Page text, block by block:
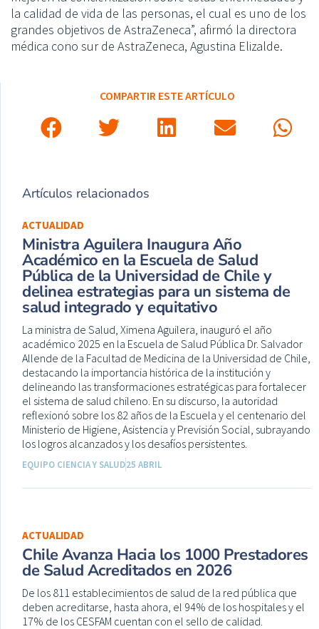
la calidad de vida de las personas, el cual es uno de los
grandes objetivos de AstraZeneca”, afirmó la directora
médica cono sur de AstraZeneca, Agustina Elizalde.
COMPARTIR ESTE ARTÍCULO
Artículos relacionados
ACTUALIDAD
Ministra Aguilera Inaugura Año
Académico en la Escuela de Salud
Pública de la Universidad de Chile y
delinea estrategias para un sistema de
salud integrado y equitativo
La ministra de Salud, Ximena Aguilera, inauguró el año
académico 2025 en la Escuela de Salud Pública Dr. Salvador
Allende de la Facultad de Medicina de la Universidad de Chile,
destacando la importancia histórica de la institución y
delineando las transformaciones estratégicas para fortalecer
el sistema de salud chileno. En su discurso, la autoridad
reflexionó sobre los 82 años de la Escuela y el centenario del
Ministerio de Higiene, Asistencia y Previsión Social, subrayando
los logros alcanzados y los desafíos persistentes.
EQUIPO CIENCIA Y SALUD25 ABRIL
ACTUALIDAD
Chile Avanza Hacia los 1000 Prestadores
de Salud Acreditados en 2026
De los 811 establecimientos de salud de la red pública que
deben acreditarse, hasta ahora, el 94% de los hospitales y el
17% de los CESFAM cuentan con el sello de calidad.